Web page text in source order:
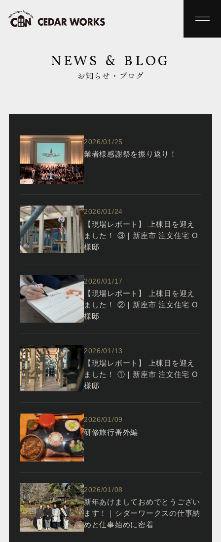
NEWS & BLOG
お知らせ・ブログ
2026/01/25
業者様感謝祭を振り返り！
2026/01/24
【現場レポート】 上棟日を迎え
ました！ ③｜新座市 注文住宅 O
様邸
2026/01/17
【現場レポート】 上棟日を迎え
ました！ ②｜新座市 注文住宅 O
様邸
2026/01/13
【現場レポート】 上棟日を迎え
ました！ ①｜新座市 注文住宅 O
様邸
2026/01/09
研修旅行番外編
2026/01/08
新年あけましておめでとうござい
ます！｜シダーワークスの仕事納
めと仕事始めに密着